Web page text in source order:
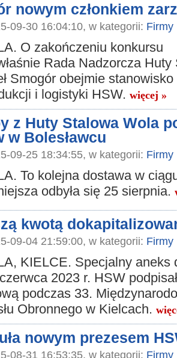
nowym członkiem
09-30 16:04:10, w kategorii: Firmy
O zakończeniu konkursu
Rada Nadzorcza Huty
Smogór obejmie stanowisko
i logistyki HSW. więcej »
z Huty Stalowa Wola
Bolesławcu
09-25 18:34:55, w kategorii: Firmy
To kolejna dostawa w
odbyła się 25 sierpnia.
kwotą
09-04 21:59:00, w kategorii: Firmy
KIELCE. Specjalny aneks
2023 r. HSW
podczas 33.
Obronnego w Kielcach.
nowym prezesem
08-31 16:53:35, w kategorii: Firmy